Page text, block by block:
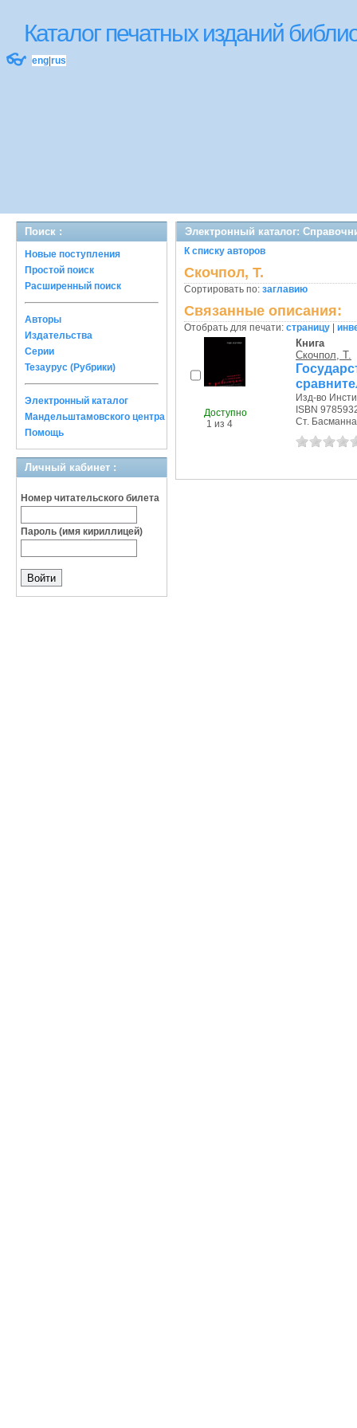
Каталог печатных изданий
👓 eng rus
Поиск :
Новые поступления
Простой поиск
Расширенный поиск
Авторы
Издательства
Серии
Тезаурус (Рубрики)
Электронный каталог
Мандельштамовского центра
Помощь
Личный кабинет :
Номер читательского билета
Пароль (имя кириллицей)
Электронный каталог:
К списку авторов
Скочпол, Т.
Сортировать по: заглавию
Связанные описания:
Отобрать для печати: страницу
Доступно
1 из 4
Книга
Скочпол, Т.
Изд-во
ISBN
Ст.